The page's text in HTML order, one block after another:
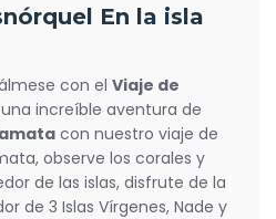
En la isla
con el Viaje de
increíble aventura de
con nuestro viaje de
observe los corales y
de las islas, disfrute de la
de 3 Islas Vírgenes, Nade y